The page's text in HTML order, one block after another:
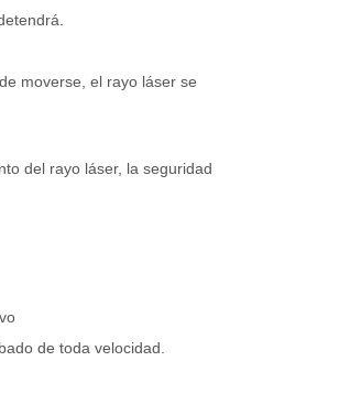
moverse, el rayo láser se
del rayo láser, la seguridad
de toda velocidad.